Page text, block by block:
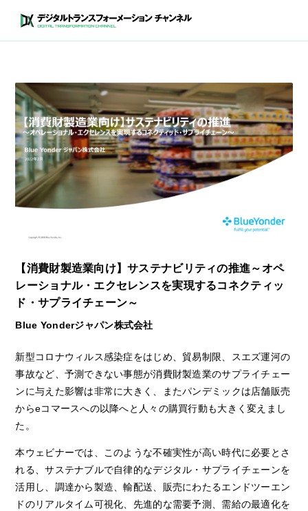
【消費財製造業向け】サステナビリティの推進～オペ
レーショナル・エクセレンスを実現するコネクティッ
ド・サプライチェーン～
Blue Yonderジャパン株式会社
新型コロナウィルス感染症をはじめ、貿易制限、スエズ運河の
事故など、予測できない事態が消費財製造業のサプライチェー
ンに与えた影響は非常に大きく、またパンデミックは店舗販売
からeコマースへの以降へと人々の購買行動も大きく変えまし
た。
本ウェビナーでは、このような不確実性が高い時代に必要とさ
れる、サステナブルで自律的なデジタル・サプライチェーンを
活用し、調達から製造、輸配送、販売にわたるエンドツーエン
ドのリアルタイム可視化、先進的な需要予測、需給の最適化を